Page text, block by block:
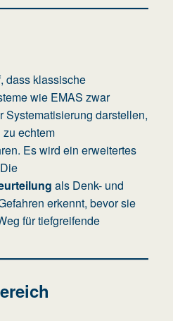
dass klassische
wie EMAS zwar
Systematisierung darstellen,
echtem
Es wird ein erweitertes
als Denk- und
erkennt, bevor sie
für tiefgreifende